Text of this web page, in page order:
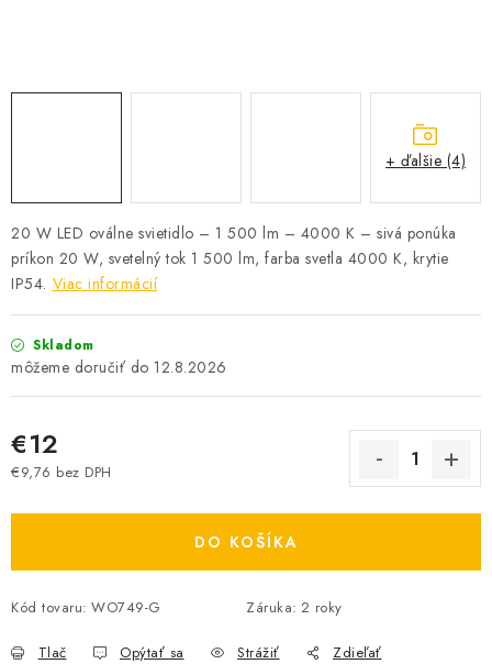
OBCHODNÉ PODMIENKY
O NÁS - MEGALED & JANTON ZÁKAMENNÉ
Reklamácie a formulár na odstúpenie od zmluvy
Obchodné podmienky
Zľavy pre profíkov
Hodnotenie obchodu
20 W LED oválne svietidlo – 1 500 lm – 4000 K – sivá ponúka
príkon 20 W, svetelný tok 1 500 lm, farba svetla 4000 K, krytie
IP54. Viac informácií
Skladom
12.8.2026
€12
€9,76 bez DPH
DO KOŠÍKA
Kód tovaru: WO749-G Záruka: 2 roky
Tlač Opýtať sa Strážiť Zdieľať
+ ďalšie (4)